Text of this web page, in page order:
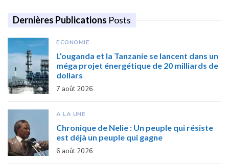
Dernières Publications Posts
ECONOMIE
L’ouganda et la Tanzanie se lancent dans un
méga projet énergétique de 20 milliards de
dollars
7 août 2026
A LA UNE
Chronique de Nelie : Un peuple qui résiste
est déjà un peuple qui gagne
6 août 2026